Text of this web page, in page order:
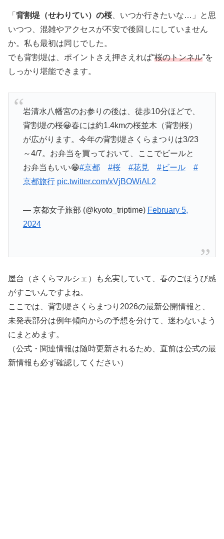
「 背割堤（せわりてい）の桜、いつか行きたいな…」と思
いつつ、混雑やアクセスが不安で後回しにしていません
か。私も最初は同じでした。
でも背割堤は、ポイントさえ押さえれば“桜のトンネル”を
しっかり堪能できます。
岩清水八幡宮のお参りの後は、徒歩10分ほどで、
背割堤の桜😀春には約1.4kmの桜並木（背割桜）
が広がります。今年の背割堤さくらまつりは3/23
～4/7。お弁当を買っておいて、ここでビールと
お弁当もいい😁#京都 #桜 #花見 #ビール
#
京都旅行 pic.twitter.com/xVjBOWiAL2
— 京都女子旅部 (@kyoto_triptime) February 5,
2024
屋台（さくらマルシェ）も充実していて、春のごほうび感
がすごいんですよね。
ここでは、背割堤さくらまつり2026の最新公開情報と、
未発表部分は例年傾向からの予想を分けて、迷わないよう
にまとめます。
（公式・関連情報は随時更新されるため、直前は公式の最
新情報も必ず確認してください）